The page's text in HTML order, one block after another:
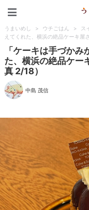
うまいめし > ウチごはん > ス
えてくれた、横浜の絶品ケーキ屋
「ケーキは手づか
た、横浜の絶品ケー
真 2/18）
中島 茂信